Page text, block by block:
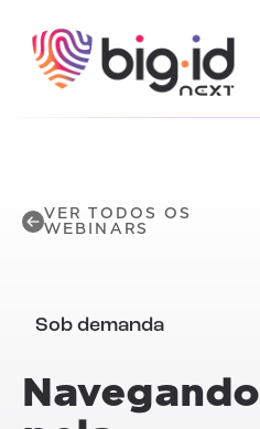
VER TODOS OS
WEBINARS
Sob demanda
Navegando